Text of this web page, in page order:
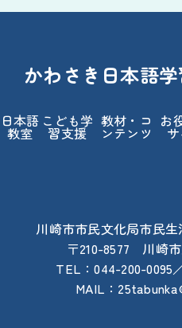
かわさき日本語
日本語
教室
こども学
習支援
教材・コ
ンテンツ
お
川崎市市民文化局市民
〒210-8577 川崎
TEL：044-200-0095
MAIL：